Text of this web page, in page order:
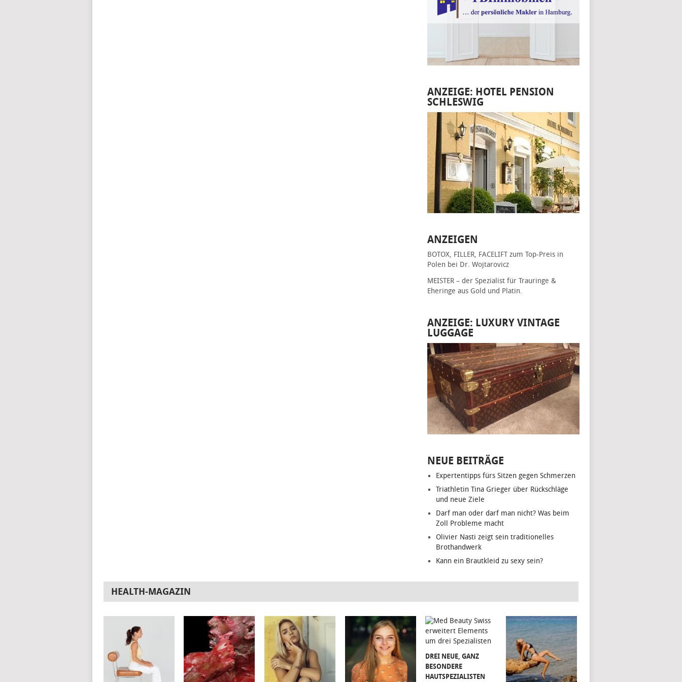
ANZEIGE: HOTEL PENSION
SCHLESWIG
ANZEIGEN
BOTOX, FILLER, FACELIFT zum Top-Preis in
Polen bei Dr. Wojtarovicz
MEISTER – der Spezialist für Trauringe &
Eheringe aus Gold und Platin.
ANZEIGE: LUXURY VINTAGE
LUGGAGE
NEUE BEITRÄGE
Expertentipps fürs Sitzen gegen Schmerzen
Triathletin Tina Grieger über Rückschläge
und neue Ziele
Darf man oder darf man nicht? Was beim
Zoll Probleme macht
Olivier Nasti zeigt sein traditionelles
Brothandwerk
Kann ein Brautkleid zu sexy sein?
HEALTH-MAGAZIN
DREI NEUE, GANZ
BESONDERE
HAUTSPEZIALISTEN